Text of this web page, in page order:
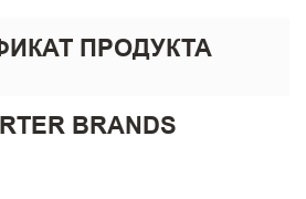
ПРОДУКТА
BRANDS